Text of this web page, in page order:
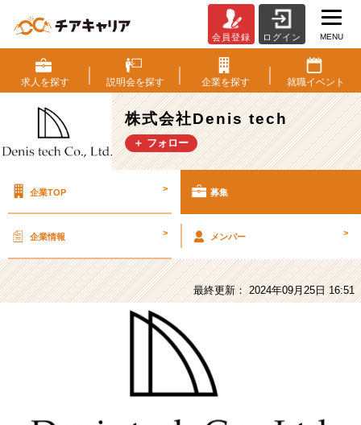
式
会
社
Denis
tech
の
人
期
タ
業
会員登録 ログイン MENU
求人を探す 説明会を探す 企業を探す 就職イベント
株式会社Denis tech
＋ フォロー
企業TOP > 募集
企業情報 > メンバー >
最終更新： 2024年09月25日 16:51